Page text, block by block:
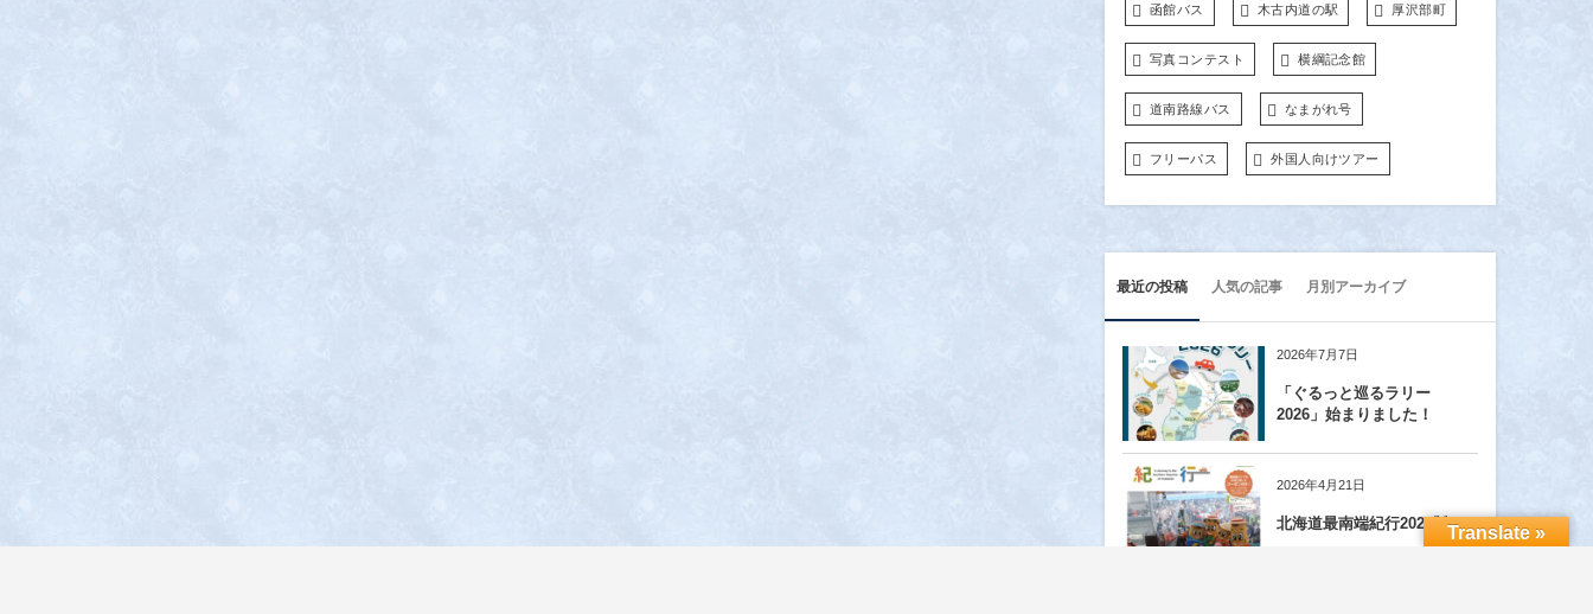
函館バス 木古内道の駅 厚沢部町
写真コンテスト 横綱記念館
道南路線バス なまがれ号
フリーパス 外国人向けツアー
最近の投稿 人気の記事 月別アーカイブ
2026年7月7日
「ぐるっと巡るラリー
2026」始まりました！
2026年4月21日
北海道最南端紀行2026版Translate »